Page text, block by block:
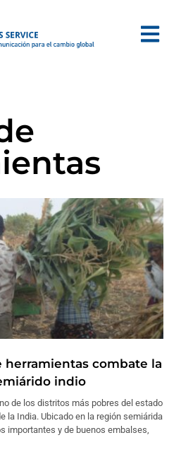
herramientas combate la
indio
de los distritos más pobres del estado
la India. Ubicado en la región semiárida
importantes y de buenos embalses,